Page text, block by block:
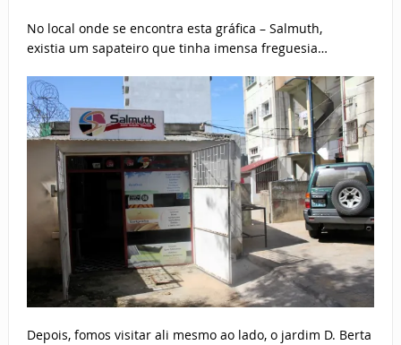
No local onde se encontra esta gráfica – Salmuth,
existia um sapateiro que tinha imensa freguesia…
Depois, fomos visitar ali mesmo ao lado, o jardim D. Berta